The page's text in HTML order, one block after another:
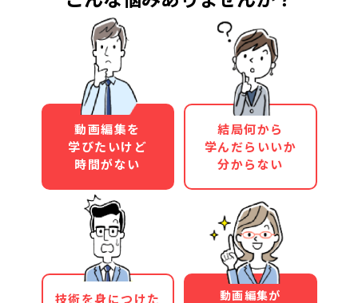
動画編集を
学びたいけど
時間がない
結局何から
学んだらいいか
分からない
技術を身につけた
動画編集が